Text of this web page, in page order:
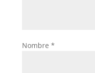
Nombre *